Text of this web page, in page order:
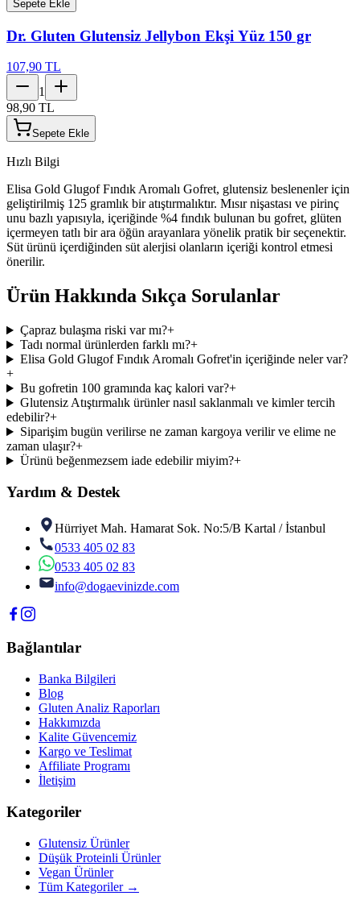
Sepete Ekle
Dr. Gluten Glutensiz Jellybon Ekşi Yüz 150 gr
107,90 TL
1
98,90 TL
Sepete Ekle
Hızlı Bilgi
Elisa Gold Glugof Fındık Aromalı Gofret, glutensiz beslenenler için
geliştirilmiş 125 gramlık bir atıştırmalıktır. Mısır nişastası ve pirinç
unu bazlı yapısıyla, içeriğinde %4 fındık bulunan bu gofret, glüten
içermeyen tatlı bir ara öğün arayanlara yönelik pratik bir seçenektir.
Süt ürünü içerdiğinden süt alerjisi olanların içeriği kontrol etmesi
önerilir.
Ürün Hakkında Sıkça Sorulanlar
Çapraz bulaşma riski var mı?+
Tadı normal ürünlerden farklı mı?+
Elisa Gold Glugof Fındık Aromalı Gofret'in içeriğinde neler var?
+
Bu gofretin 100 gramında kaç kalori var?+
Glutensiz Atıştırmalık ürünler nasıl saklanmalı ve kimler tercih
edebilir?+
Siparişim bugün verilirse ne zaman kargoya verilir ve elime ne
zaman ulaşır?+
Ürünü beğenmezsem iade edebilir miyim?+
Yardım & Destek
Hürriyet Mah. Hamarat Sok. No:5/B Kartal / İstanbul
0533 405 02 83
0533 405 02 83
info@dogaevinizde.com
Bağlantılar
Banka Bilgileri
Blog
Gluten Analiz Raporları
Hakkımızda
Kalite Güvencemiz
Kargo ve Teslimat
Affiliate Programı
İletişim
Kategoriler
Glutensiz Ürünler
Düşük Proteinli Ürünler
Vegan Ürünler
Tüm Kategoriler →